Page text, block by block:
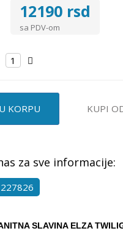
12190 rsd
sa PDV-om
KORPU KUPI
za sve informacije:
SLAVINA ELZA